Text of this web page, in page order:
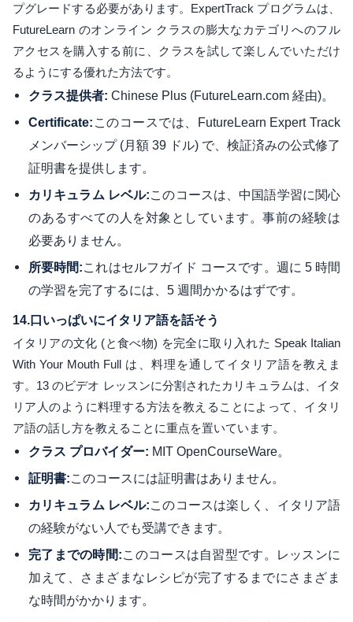
プグレードする必要があります。ExpertTrack プログラムは、
FutureLearn のオンライン クラスの膨大なカテゴリへのフル
アクセスを購入する前に、クラスを試して楽しんでいただけ
るようにする優れた方法です。
クラス提供者: Chinese Plus (FutureLearn.com 経由)。
Certificate: このコースでは、FutureLearn Expert Track
メンバーシップ (月額 39 ドル) で、検証済みの公式修了
証明書を提供します。
カリキュラム レベル: このコースは、中国語学習に関心
のあるすべての人を対象としています。事前の経験は
必要ありません。
所要時間: これはセルフガイド コースです。週に 5 時間
の学習を完了するには、5 週間かかるはずです。
14.口いっぱいにイタリア語を話そう
イタリアの文化 (と食べ物) を完全に取り入れた Speak Italian
With Your Mouth Full は、料理を通してイタリア語を教えま
す。13 のビデオ レッスンに分割されたカリキュラムは、イタ
リア人のように料理する方法を教えることによって、イタリ
ア語の話し方を教えることに重点を置いています。
クラス プロバイダー: MIT OpenCourseWare。
証明書: このコースには証明書はありません。
カリキュラム レベル: このコースは楽しく、イタリア語
の経験がない人でも受講できます。
完了までの時間: このコースは自習型です。レッスンに
加えて、さまざまなレシピが完了するまでにさまざま
な時間がかかります。